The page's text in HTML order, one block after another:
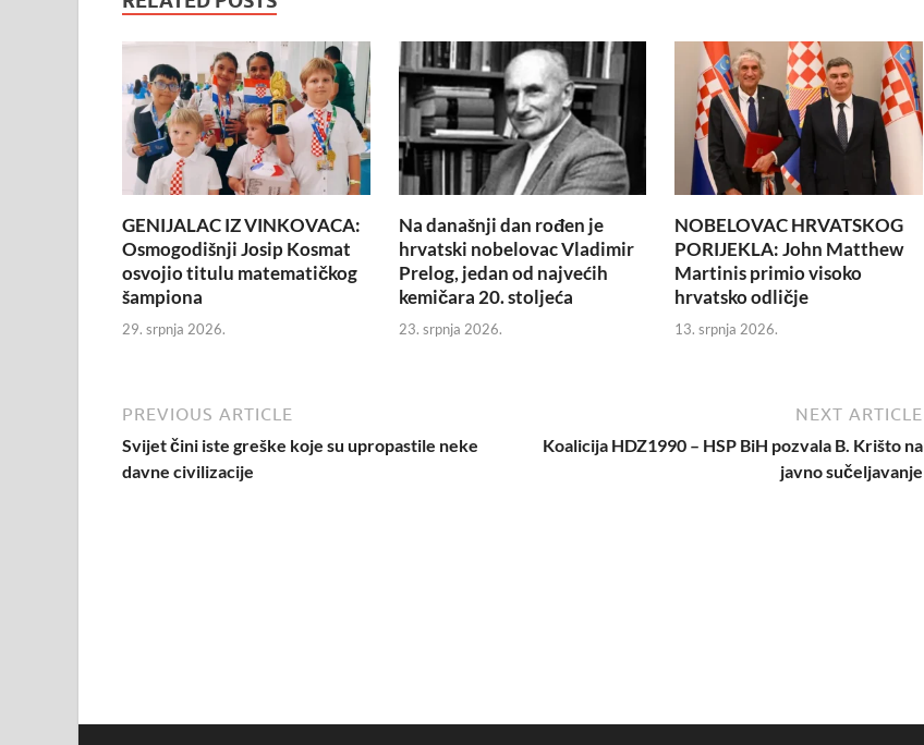
GENIJALAC IZ VINKOVACA:
Osmogodišnji Josip Kosmat
osvojio titulu matematičkog
šampiona
29. srpnja 2026.
Na današnji dan rođen je
hrvatski nobelovac Vladimir
Prelog, jedan od najvećih
kemičara 20. stoljeća
23. srpnja 2026.
NOBELOVAC HRVATSKOG
PORIJEKLA: John Matthew
Martinis primio visoko
hrvatsko odličje
13. srpnja 2026.
PREVIOUS ARTICLE
Svijet čini iste greške koje su upropastile neke
davne civilizacije
NEXT ARTICLE
Koalicija HDZ1990 – HSP BiH pozvala B. Krišto na
javno sučeljavanje